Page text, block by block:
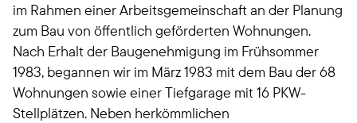
im Rahmen einer Arbeitsgemeinschaft an der Planung
zum Bau von öffentlich geförderten Wohnungen.
Nach Erhalt der Baugenehmigung im Frühsommer
1983, begannen wir im März 1983 mit dem Bau der 68
Wohnungen sowie einer Tiefgarage mit 16 PKW-
Stellplätzen. Neben herkömmlichen